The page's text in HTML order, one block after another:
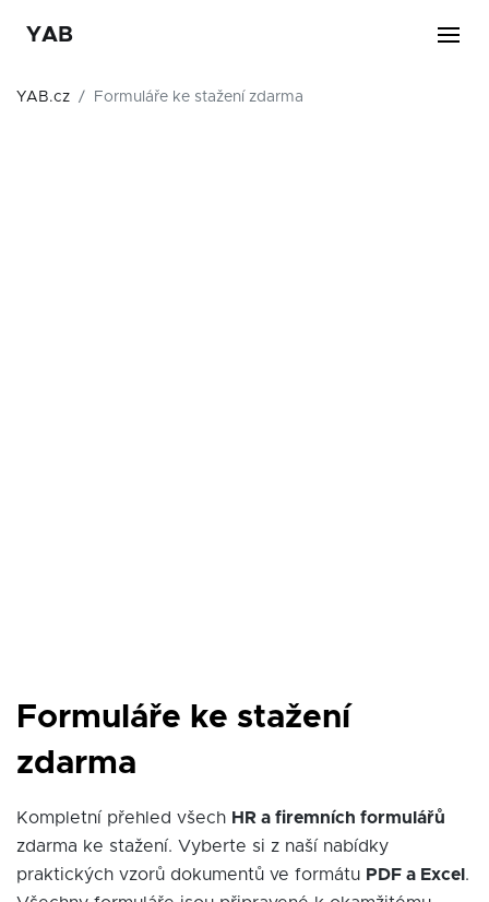
YAB
YAB.cz Formuláře ke stažení zdarma
Formuláře ke stažení
zdarma
Kompletní přehled všech HR a firemních formulářů
zdarma ke stažení. Vyberte si z naší nabídky
praktických vzorů dokumentů ve formátu PDF a Excel .